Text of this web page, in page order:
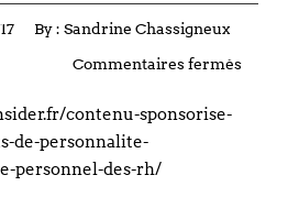
By : Sandrine Chassigneux
Commentaires fermés
contenu-sponsorise-
de-personnalite-
personnel-des-rh/